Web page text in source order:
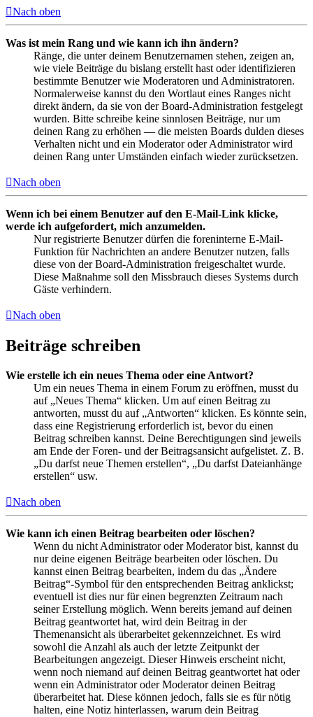
Nach oben
Was ist mein Rang und wie kann ich ihn ändern?
Ränge, die unter deinem Benutzernamen stehen, zeigen an,
wie viele Beiträge du bislang erstellt hast oder identifizieren
bestimmte Benutzer wie Moderatoren und Administratoren.
Normalerweise kannst du den Wortlaut eines Ranges nicht
direkt ändern, da sie von der Board-Administration festgelegt
wurden. Bitte schreibe keine sinnlosen Beiträge, nur um
deinen Rang zu erhöhen — die meisten Boards dulden dieses
Verhalten nicht und ein Moderator oder Administrator wird
deinen Rang unter Umständen einfach wieder zurücksetzen.
Nach oben
Wenn ich bei einem Benutzer auf den E-Mail-Link klicke,
werde ich aufgefordert, mich anzumelden.
Nur registrierte Benutzer dürfen die foreninterne E-Mail-
Funktion für Nachrichten an andere Benutzer nutzen, falls
diese von der Board-Administration freigeschaltet wurde.
Diese Maßnahme soll den Missbrauch dieses Systems durch
Gäste verhindern.
Nach oben
Beiträge schreiben
Wie erstelle ich ein neues Thema oder eine Antwort?
Um ein neues Thema in einem Forum zu eröffnen, musst du
auf „Neues Thema“ klicken. Um auf einen Beitrag zu
antworten, musst du auf „Antworten“ klicken. Es könnte sein,
dass eine Registrierung erforderlich ist, bevor du einen
Beitrag schreiben kannst. Deine Berechtigungen sind jeweils
am Ende der Foren- und der Beitragsansicht aufgelistet. Z. B.
„Du darfst neue Themen erstellen“, „Du darfst Dateianhänge
erstellen“ usw.
Nach oben
Wie kann ich einen Beitrag bearbeiten oder löschen?
Wenn du nicht Administrator oder Moderator bist, kannst du
nur deine eigenen Beiträge bearbeiten oder löschen. Du
kannst einen Beitrag bearbeiten, indem du das „Ändere
Beitrag“-Symbol für den entsprechenden Beitrag anklickst;
eventuell ist dies nur für einen begrenzten Zeitraum nach
seiner Erstellung möglich. Wenn bereits jemand auf deinen
Beitrag geantwortet hat, wird dein Beitrag in der
Themenansicht als überarbeitet gekennzeichnet. Es wird
sowohl die Anzahl als auch der letzte Zeitpunkt der
Bearbeitungen angezeigt. Dieser Hinweis erscheint nicht,
wenn noch niemand auf deinen Beitrag geantwortet hat oder
wenn ein Administrator oder Moderator deinen Beitrag
überarbeitet hat. Diese können jedoch, falls sie es für nötig
halten, eine Notiz hinterlassen, warum dein Beitrag